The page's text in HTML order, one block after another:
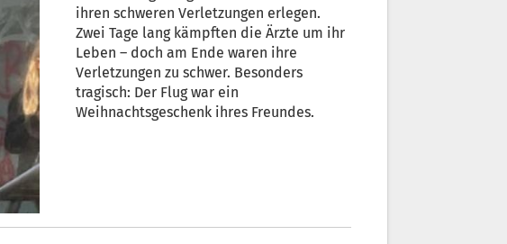
ihren schweren Verletzungen erlegen.
Zwei Tage lang kämpften die Ärzte um ihr
Leben – doch am Ende waren ihre
Verletzungen zu schwer. Besonders
tragisch: Der Flug war ein
Weihnachtsgeschenk ihres Freundes.